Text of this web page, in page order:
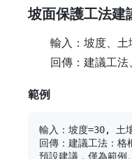
坡面保護工法建
輸入：坡度、土
回傳：建議工法
範例
輸入：坡度=30, 土
回傳：建議工法：格